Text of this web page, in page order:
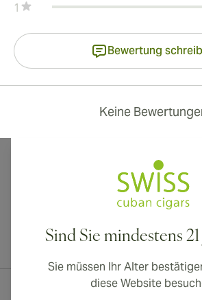
1
Bewertung
Keine
Sind Sie mindestens 21
Sie müssen Ihr Alter
diese Website
Internationaler Versand nach Kanada,